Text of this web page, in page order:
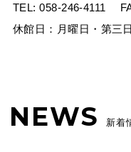
TEL:058-246-4111
休館日：月曜日・第三
NEWS 新着